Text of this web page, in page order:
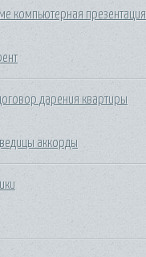
компьютерная презентация
дарения квартиры
аккорды